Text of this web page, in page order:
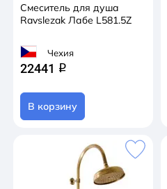
Смеситель для душа
Ravslezak Лабе L581.5Z
Чехия
22441 q
В корзину